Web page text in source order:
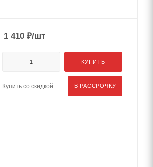
1 410 ₽/шт
КУПИТЬ
Купить со скидкой В РАССРОЧКУ